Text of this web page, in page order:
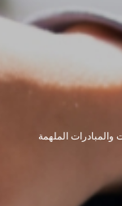
الملهمة